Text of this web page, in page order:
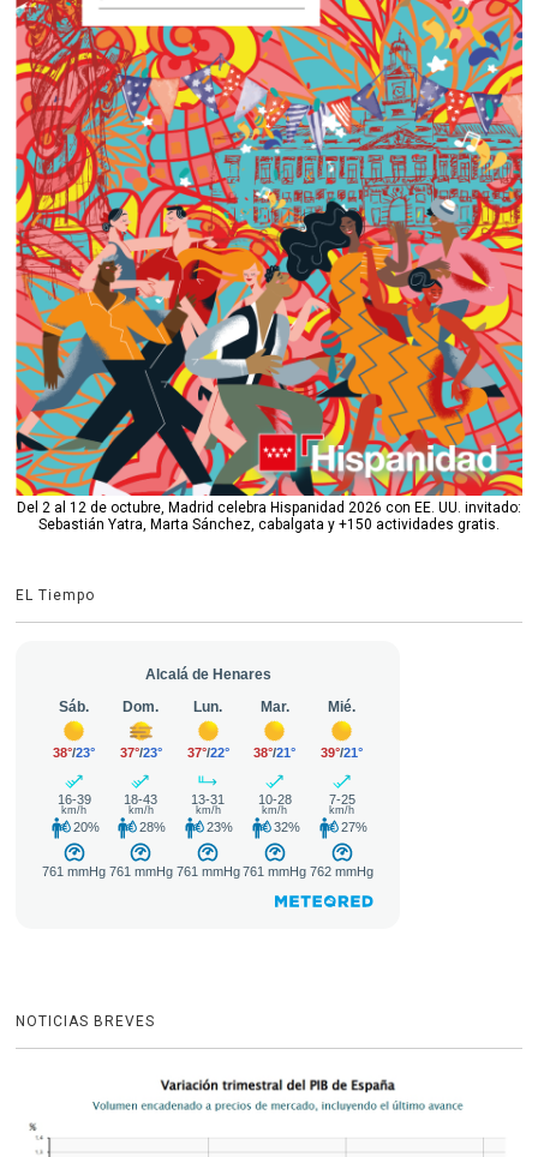
Del 2 al 12 de octubre, Madrid celebra Hispanidad 2026 con EE. UU. invitado:
Sebastián Yatra, Marta Sánchez, cabalgata y +150 actividades gratis.
EL Tiempo
NOTICIAS BREVES